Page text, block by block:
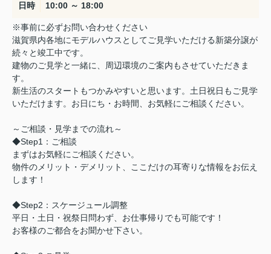
日時 10:00 ～ 18:00
※事前に必ずお問い合わせください
滋賀県内各地にモデルハウスとしてご見学いただける新築分譲が
続々と竣工中です。
建物のご見学と一緒に、周辺環境のご案内もさせていただきま
す。
新生活のスタートもつかみやすいと思います。土日祝日もご見学
いただけます。お日にち・お時間、お気軽にご相談ください。
～ご相談・見学までの流れ～
◆Step1：ご相談
まずはお気軽にご相談ください。
物件のメリット・デメリット、ここだけの耳寄りな情報をお伝え
します！
◆Step2：スケージュール調整
平日・土日・祝祭日問わず、お仕事帰りでも可能です！
お客様のご都合をお聞かせ下さい。